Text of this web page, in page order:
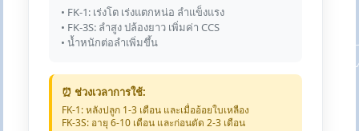
• FK-1: เร่งโต เร่งแตกหน่อ ลำแข็งแรง
• FK-3S: ลำสูง ปล้องยาว เพิ่มค่า CCS
• น้ำหนักต่อลำเพิ่มขึ้น
⏰ ช่วงเวลาการใช้:
FK-1: หลังปลูก 1-3 เดือน และเมื่ออ้อยใบเหลือง
FK-3S: อายุ 6-10 เดือน และก่อนตัด 2-3 เดือน